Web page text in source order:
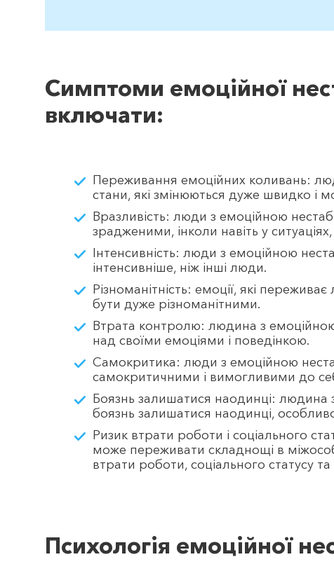
Симптоми емоційної
включати:
Переживання емоційних коливань:
стани, які змінюються дуже швидко і
Вразливість: люди з емоційною
зрадженими, інколи навіть у
Інтенсивність: люди з емоційною
інтенсивніше, ніж інші люди.
Різноманітність: емоції, які
бути дуже різноманітними.
Втрата контролю: людина з
над своїми емоціями і поведінкою.
Самокритика: люди з емоційною
самокритичними і вимогливими до
Боязнь залишатися наодинці: людина
боязнь залишатися наодинці,
Ризик втрати роботи і соціального
може переживати складнощі в
втрати роботи, соціального статусу
Психологія емоційної